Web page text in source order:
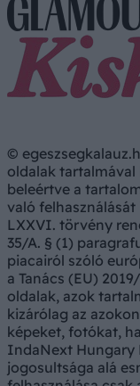
©
oldalak
beleértve a
való felhasználását
LXXVI. törvény
35/A. § (1)
piacairól szóló
a Tanács (EU)
oldalak, azok
kizárólag az
képeket, fotókat,
IndaNext Hungary
jogosultsága alá